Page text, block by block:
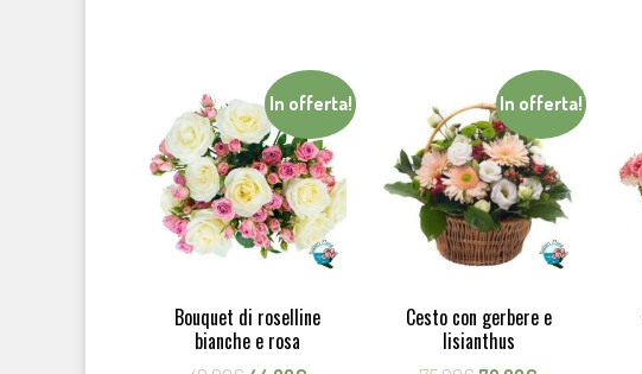
In offerta!
Bouquet di roselline
bianche e rosa
In offerta!
Cesto con gerbere e
lisianthus